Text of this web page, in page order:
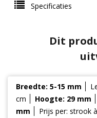
Specificaties
Dit
Breedte: 5-15 mm
cm
Hoogte: 29 mm
mm
Prijs per: strook